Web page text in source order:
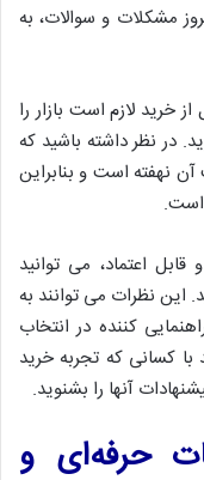
مشکلات و سوالات، به
لازم است بازار را
در نظر داشته باشید که
نهفته است و بنابراین
است.
اعتماد، می توانید
این نظرات می توانند به
کننده در انتخاب
کسانی که تجربه خرید
آنها را بشنوید.
حرفه‌ای و